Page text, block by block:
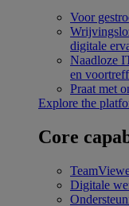
Voor
digitale
Naadloze
en
Praat met
Explore the
Core
Digitale